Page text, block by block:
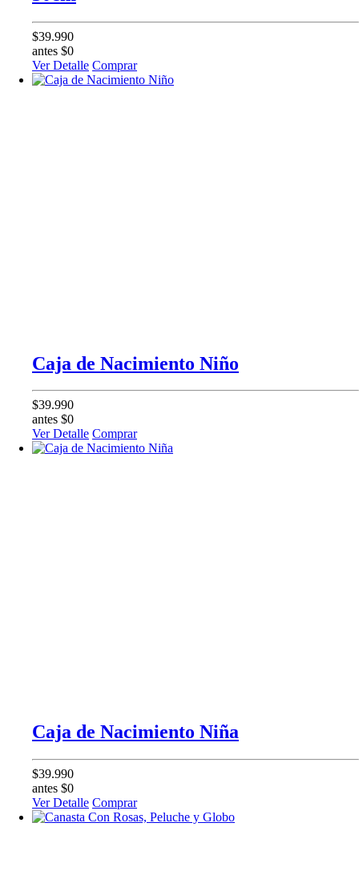
$39.990
antes $0
Ver Detalle Comprar
Caja de Nacimiento Niño
$39.990
antes $0
Ver Detalle Comprar
Caja de Nacimiento Niña
$39.990
antes $0
Ver Detalle Comprar